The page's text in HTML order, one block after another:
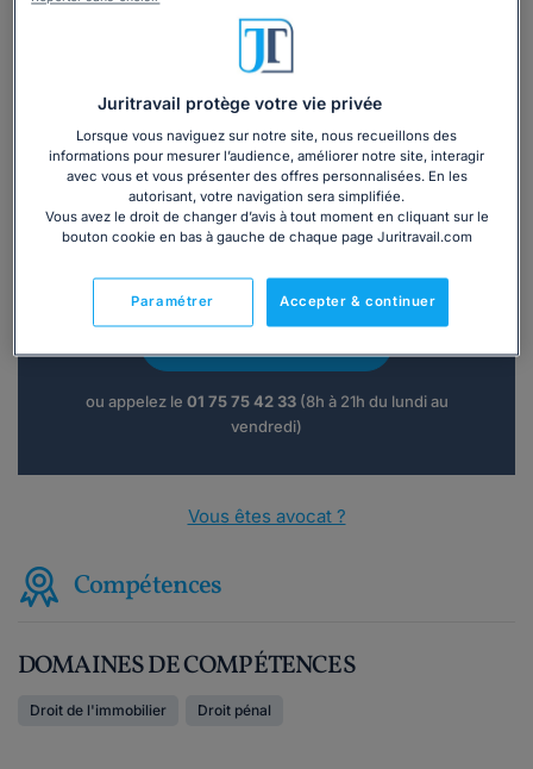
Recevoir des devis d'avocats
3 devis en 48h
téléphone ?
ou appelez le 01 75 75 42 33(8h à 21h du lundi au
vendredi)
Vous êtes avocat ?
Compétences
DOMAINES DE COMPÉTENCES
Droit de l'immobilier Droit pénal
Juritravail protège votre vie privée
Lorsque vous naviguez sur notre site, nous recueillons des
informations pour mesurer l’audience, améliorer notre site, interagir
avec vous et vous présenter des offres personnalisées. En les
autorisant, votre navigation sera simplifiée.
Vous avez le droit de changer d’avis à tout moment en cliquant sur le
bouton cookie en bas à gauche de chaque page Juritravail.com
Accepter & continuer
Paramétrer